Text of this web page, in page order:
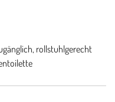
rollstuhlgerecht